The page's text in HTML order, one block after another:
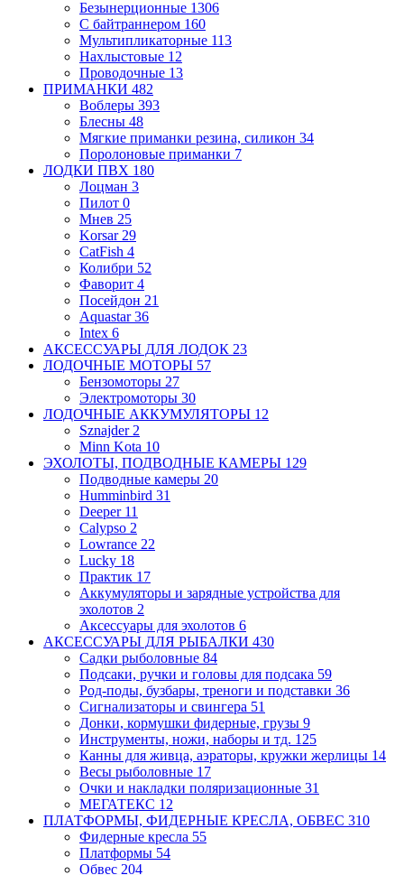
Безынерционные 1306
С байтраннером 160
Мультипликаторные 113
Нахлыстовые 12
Проводочные 13
ПРИМАНКИ 482
Воблеры 393
Блесны 48
Мягкие приманки резина, силикон 34
Поролоновые приманки 7
ЛОДКИ ПВХ 180
Лоцман 3
Пилот 0
Мнев 25
Korsar 29
CatFish 4
Колибри 52
Фаворит 4
Посейдон 21
Aquastar36
Intex 6
АКСЕССУАРЫ ДЛЯ ЛОДОК 23
ЛОДОЧНЫЕ МОТОРЫ 57
Бензомоторы 27
Электромоторы 30
ЛОДОЧНЫЕ АККУМУЛЯТОРЫ 12
Sznajder 2
Minn Kota 10
ЭХОЛОТЫ, ПОДВОДНЫЕ КАМЕРЫ 129
Подводные камеры 20
Humminbird 31
Deeper 11
Calypso 2
Lowrance 22
Lucky 18
Практик 17
Аккумуляторы и зарядные устройства для
эхолотов 2
Аксессуары для эхолотов 6
АКСЕССУАРЫ ДЛЯ РЫБАЛКИ 430
Садки рыболовные 84
Подсаки, ручки и головы для подсака 59
Род-поды, бузбары, треноги и подставки 36
Сигнализаторы и свингера 51
Донки, кормушки фидерные, грузы 9
Инструменты, ножи, наборы и тд. 125
Канны для живца, аэраторы, кружки жерлицы 14
Весы рыболовные 17
Очки и накладки поляризационные 31
МЕГАТЕКС 12
ПЛАТФОРМЫ, ФИДЕРНЫЕ КРЕСЛА, ОБВЕС 310
Фидерные кресла 55
Платформы 54
Обвес 204